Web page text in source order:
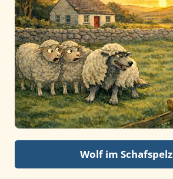
Wolf im Schafspelz